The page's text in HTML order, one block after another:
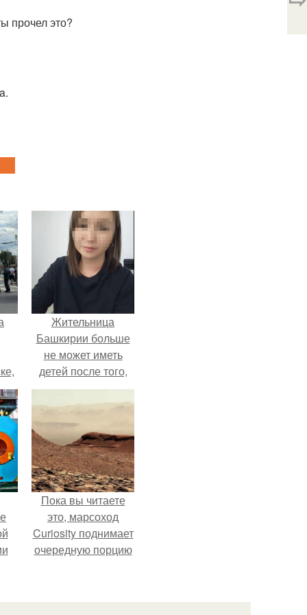
прочел это?
Жительница
Башкирии больше
не может иметь
детей после того,
как медики сделали
ей аборт на шестом
месяце
беременности и
оставили в матке
плаценту.
Пока вы читаете
это, марсоход
Curiosity поднимает
очередную порцию